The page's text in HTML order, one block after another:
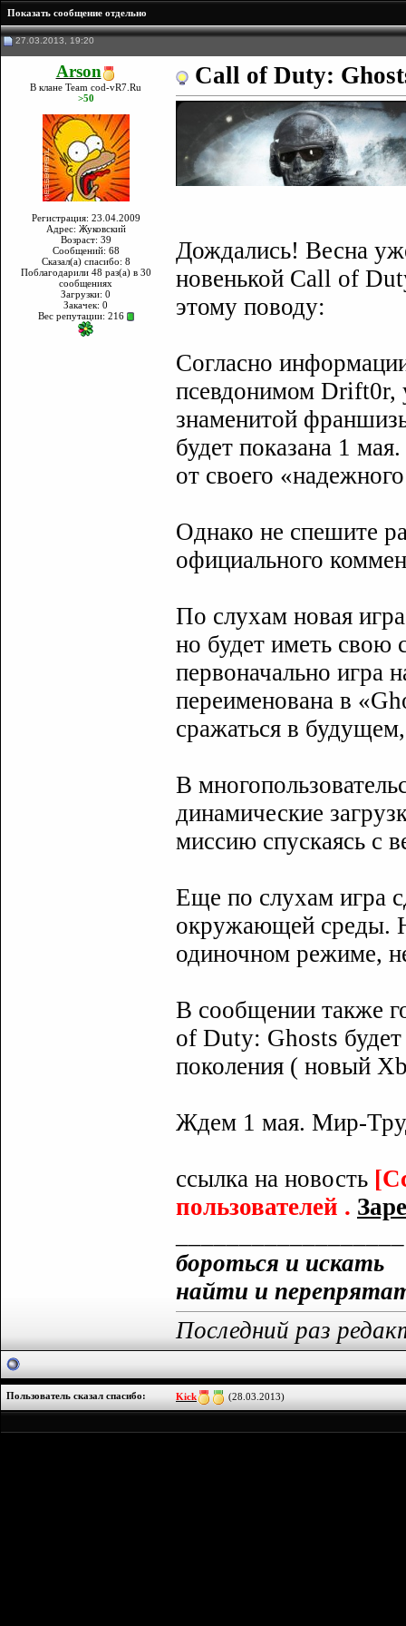
Показать сообщение отдельно
27.03.2013, 19:20
Arson
В клане Team cod-vR7.Ru
>50
Регистрация: 23.04.2009
Адрес: Жуковский
Возраст: 39
Сообщений: 68
Сказал(а) спасибо: 8
Поблагодарили 48 раз(а) в 30
сообщениях
Загрузки: 0
Закачек: 0
Вес репутации: 216
Call of Duty:
Дождались! Весна
новенькой Call of
этому поводу:
Согласно
псевдонимом Drift0r,
знаменитой
будет показана 1
от своего
Однако не спешите
официального
По слухам новая
но будет иметь
первоначально игра
переименована в
сражаться в
В
динамические
миссию спускаясь с
Еще по слухам игра
окружающей среды.
одиночном режиме,
В сообщении также
of Duty: Ghosts будет
поколения ( новый
Ждем 1 мая. Мир-
ссылка на новость
пользователей .
бороться и искать
найти и
Последний раз
Пользователь сказал cпасибо: Kick (28.03.2013)